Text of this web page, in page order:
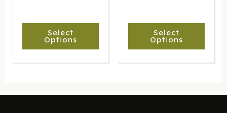
Select
Options
Select
Options